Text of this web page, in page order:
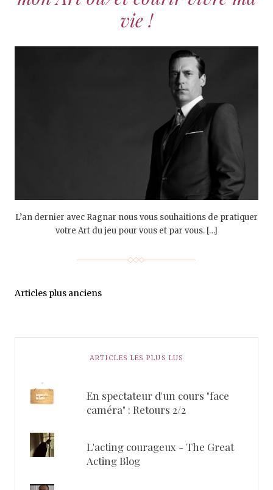
vie !
L’an dernier avec Ragnar nous vous souhaitions de pratiquer
votre Art du jeu pour vous et par vous. […]
Articles plus anciens
ARTICLES LES PLUS LUS
En spectateur d'un cours "face
caméra" : Retours 2/2
L'acting courageux - The Great
Acting Blog